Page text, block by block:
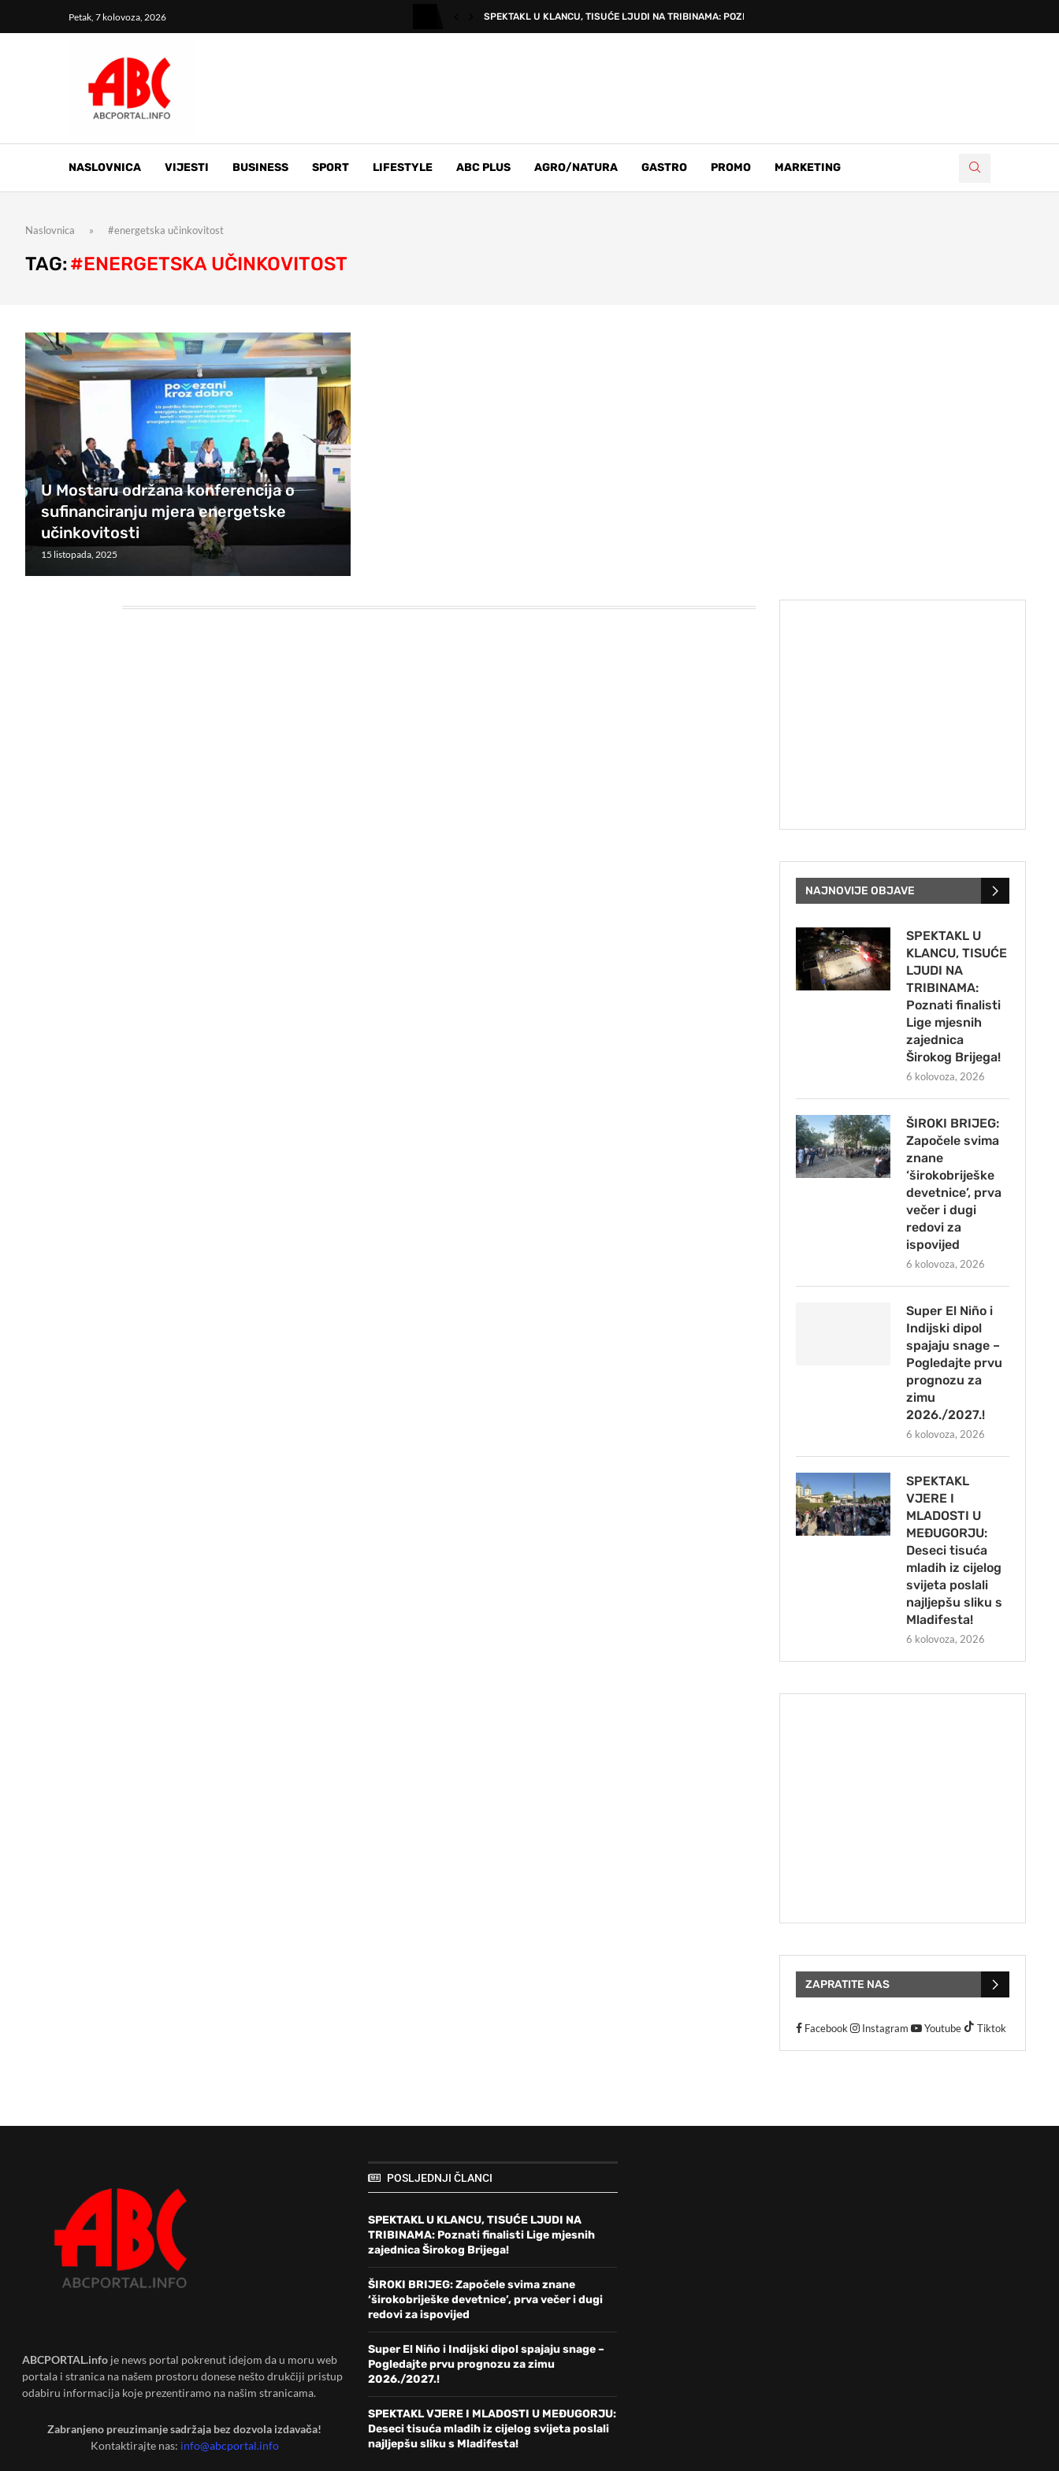
Petak, 7 kolovoza, 2026 SPEKTAKL U KLANCU, TISUĆE LJUDI NA TRIBINAMA: POZNATI...
NASLOVNICA VIJESTI BUSINESS SPORT LIFESTYLE ABC PLUS AGRO/NATURA GASTRO PROMO MARKETING
Naslovnica » #energetska učinkovitost
TAG: #ENERGETSKA UČINKOVITOST
U Mostaru održana konferencija o
sufinanciranju mjera energetske
učinkovitosti
15 listopada, 2025
NAJNOVIJE OBJAVE
SPEKTAKL U
KLANCU, TISUĆE
LJUDI NA
TRIBINAMA:
Poznati finalisti
Lige mjesnih
zajednica
Širokog Brijega!
6 kolovoza, 2026
ŠIROKI BRIJEG:
Započele svima
znane
‘širokobriješke
devetnice’, prva
večer i dugi
redovi za
ispovijed
6 kolovoza, 2026
Super El Niño i
Indijski dipol
spajaju snage –
Pogledajte prvu
prognozu za
zimu
2026./2027.!
6 kolovoza, 2026
SPEKTAKL
VJERE I
MLADOSTI U
MEĐUGORJU:
Deseci tisuća
mladih iz cijelog
svijeta poslali
najljepšu sliku s
Mladifesta!
6 kolovoza, 2026
ZAPRATITE NAS
Facebook Instagram Youtube Tiktok
ABCPORTAL.info je news portal pokrenut idejom da u moru web
portala i stranica na našem prostoru donese nešto drukčiji pristup
odabiru informacija koje prezentiramo na našim stranicama.
Zabranjeno preuzimanje sadržaja bez dozvola izdavača!
Kontaktirajte nas: info@abcportal.info
POSLJEDNJI ČLANCI
SPEKTAKL U KLANCU, TISUĆE LJUDI NA
TRIBINAMA: Poznati finalisti Lige mjesnih
zajednica Širokog Brijega!
ŠIROKI BRIJEG: Započele svima znane
‘širokobriješke devetnice’, prva večer i dugi
redovi za ispovijed
Super El Niño i Indijski dipol spajaju snage –
Pogledajte prvu prognozu za zimu
2026./2027.!
SPEKTAKL VJERE I MLADOSTI U MEĐUGORJU:
Deseci tisuća mladih iz cijelog svijeta poslali
najljepšu sliku s Mladifesta!